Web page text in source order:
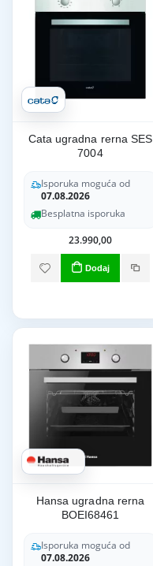
Cata ugradna rerna SES
7004
Isporuka moguća od
07.08.2026
Besplatna isporuka
23.990,00
Dodaj
Hansa ugradna rerna
BOEI68461
Isporuka moguća od
07.08.2026